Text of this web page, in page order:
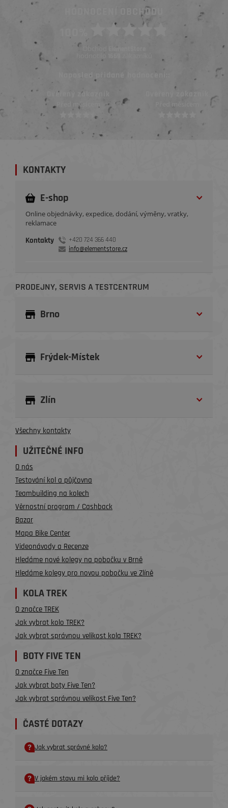
HODNOCENÍ OBCHODU
Obchod ElementStore
hodnotilo
Naposled přidané hodnocení::
Ověřený zákazník
Před měsícem Před měsícem
KONTAKTY
E-shop
Online objednávky, expedice, dodání, výměny, vratky,
reklamace
Kontakty
+420 724 366 440
info@elementstore.cz
PRODEJNY, SERVIS A TESTCENTRUM
Brno
Frýdek-Místek
Zlín
Všechny kontakty
UŽITEČNÉ INFO
O nás
Testování kol a půjčovna
Teambuilding na kolech
Věrnostní program / Cashback
Bazar
Mapa Bike Center
Videonávody a Recenze
Hledáme nové kolegy na pobočku v Brně
Hledáme kolegy pro novou pobočku ve Zlíně
KOLA TREK
O značce TREK
Jak vybrat kolo TREK?
Jak vybrat správnou velikost kola TREK?
BOTY FIVE TEN
O značce Five Ten
Jak vybrat boty Five Ten?
Jak vybrat správnou velikost Five Ten?
ČASTÉ DOTAZY
Jak vybrat správné kolo?
V jakém stavu mi kolo příjde?